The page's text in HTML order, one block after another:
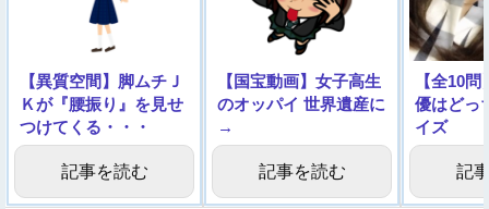
【異質空間】脚ムチＪ
Ｋが『腰振り』を見せ
つけてくる・・・
記事を読む
【国宝動画】女子高生
のオッパイ 世界遺産に
→
記事を読む
【全10
優はどっ
イズ
記